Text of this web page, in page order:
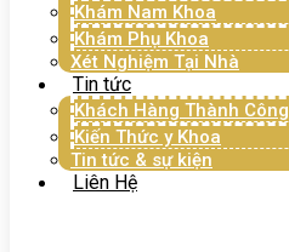
Khám Nam Khoa
Khám Phụ Khoa
Xét Nghiệm Tại Nhà
Tin tức
Khách Hàng Thành Công
Kiến Thức y Khoa
Tin tức & sự kiện
Liên Hệ